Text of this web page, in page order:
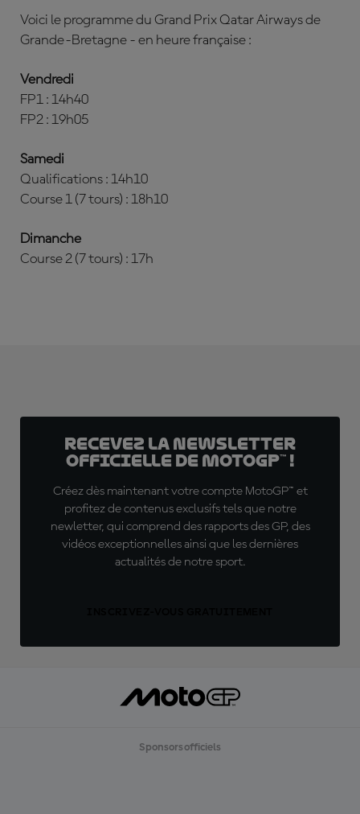
Voici le programme du Grand Prix Qatar Airways de
Grande-Bretagne - en heure française :
Vendredi
FP1 : 14h40
FP2 : 19h05
Samedi
Qualifications : 14h10
Course 1 (7 tours) : 18h10
Dimanche
Course 2 (7 tours) : 17h
Recevez la Newsletter
officielle de MotoGP™ !
Créez dès maintenant votre compte MotoGP™ et
profitez de contenus exclusifs tels que notre
newletter, qui comprend des rapports des GP, des
vidéos exceptionnelles ainsi que les dernières
actualités de notre sport.
Sponsors officiels